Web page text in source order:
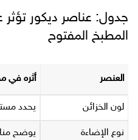
جدول: عناصر ديكور
المطبخ المفتوح
العنصر أثره في
لون الخزائن يحدد
نوع الإضاءة يوضح